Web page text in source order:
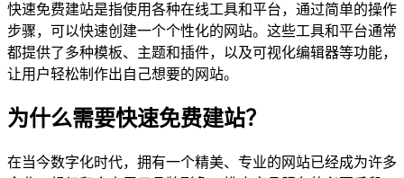
快速免费建站是指使用各种在线工具和平台，通过简单的操作
步骤，可以快速创建一个个性化的网站。这些工具和平台通常
都提供了多种模板、主题和插件，以及可视化编辑器等功能，
让用户轻松制作出自己想要的网站。
为什么需要快速免费建站？
在当今数字化时代，拥有一个精美、专业的网站已经成为许多